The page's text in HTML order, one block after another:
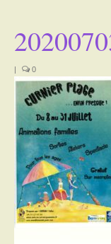
La Mairie
Le village
Tourisme
Actualités
Activités
Poésie
Contact
| 0